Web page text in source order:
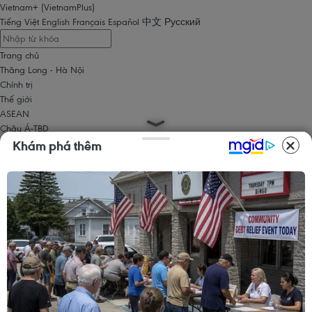
Vietnam+ (VietnamPlus)
Tiếng Việt English Français Español 中文 Русский
Trang chủ
Thăng Long - Hà Nội
Chính trị
Thế giới
ASEAN
Châu Á-TBD
Trung Đông
Châu Mỹ
Châu Phi
Kinh tế
Kinh doanh
Tài chính
Tín dụng nông thôn
Chứng khoán
Bất động sản
Doanh nghiệp
Thông tin doanh nghiệp
Khám phá thêm